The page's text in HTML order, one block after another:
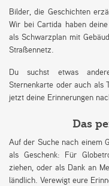
Bilder, die Geschichten
Wir bei Cartida haben
als Schwarzplan mit
Straßennetz.
Du suchst etwas
Sternenkarte oder auch als
jetzt deine Erinnerungen
Das
Auf der Suche nach einem
als Geschenk: Für
ziehen, oder als Dank an
ländlich. Verewigt eure